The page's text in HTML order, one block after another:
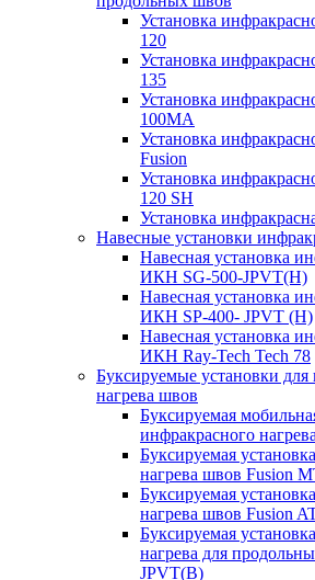
Установка
120
Установка
135
Установка
100МА
Установка
Fusion
Установка
120 SH
Установка
Навесные установки
Навесная установка
ИКН SG-500-JPVT(H)
Навесная установка
ИКН SP-400- JPVT (Н)
Навесная установка
ИКН Ray-Tech Tech 78
Буксируемые установки для
нагрева швов
Буксируемая
инфракрасного
Буксируемая
нагрева швов Fusion
Буксируемая
нагрева швов Fusion
Буксируемая
нагрева для
JPVT(B)